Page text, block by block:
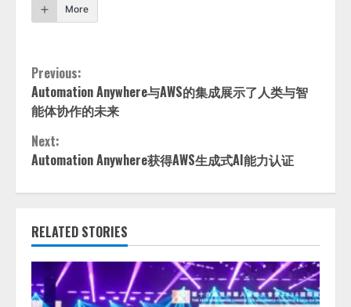
More
Continue
Reading
Previous:
Automation Anywhere与AWS的集成展示了人类与智
能体协作的未来
Next:
Automation Anywhere获得AWS生成式AI能力认证
RELATED STORIES